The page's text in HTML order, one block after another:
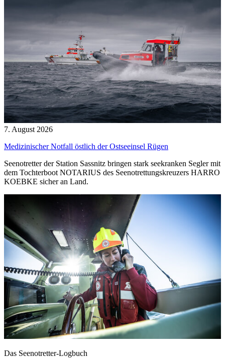
7. August 2026
Medizinischer Notfall östlich der Ostseeinsel Rügen
Seenotretter der Station Sassnitz bringen stark seekranken Segler mit
dem Tochterboot NOTARIUS des Seenotrettungskreuzers HARRO
KOEBKE sicher an Land.
Das Seenotretter-Logbuch